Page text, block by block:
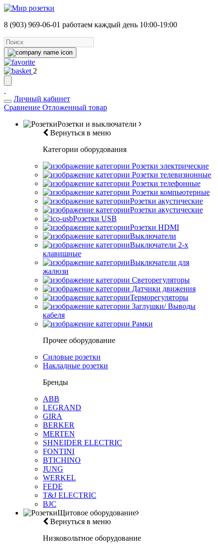
8 (903) 969-06-01 работаем каждый день 10:00-19:00
2
Личный кабинет
Сравнение Отложенный товар
Розетки и выключатели
Вернуться в меню
Категории оборудования
Розетки электрические
Розетки телевизионные
Розетки телефонные
Розетки компьютерные
Розетки акустические
Розетки акустические
Розетки USB
Розетки HDMI
Выключатели
Выключатели 2-х
клавишные
Выключатели для
жалюзи
Светорегуляторы
Датчики движения
Терморегуляторы
Заглушки/ Выводы
кабеля
Рамки
Прочее оборудование
Силовые розетки
Накладные розетки
Бренды
ABB
LEGRAND
GIRA
BERKER
MERTEN
SHNEIDER ELECTRIC
FONTINI
BTICHINO
JUNG
WERKEL
FEDE
T&J ELECTRIC
BJC
Щитовое оборудование
Вернуться в меню
Низковольтное оборудование